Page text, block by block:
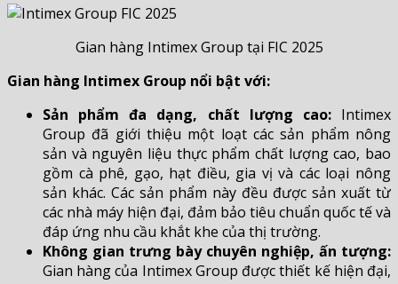
Gian hàng Intimex Group tại FIC 2025
Gian hàng Intimex Group nổi bật với:
Sản phẩm đa dạng, chất lượng cao:Intimex
Group đã giới thiệu một loạt các sản phẩm nông
sản và nguyên liệu thực phẩm chất lượng cao, bao
gồm cà phê, gạo, hạt điều, gia vị và các loại nông
sản khác. Các sản phẩm này đều được sản xuất từ
các nhà máy hiện đại, đảm bảo tiêu chuẩn quốc tế và
đáp ứng nhu cầu khắt khe của thị trường.
Không gian trưng bày chuyên nghiệp, ấn tượng:
Gian hàng của Intimex Group được thiết kế hiện đại,